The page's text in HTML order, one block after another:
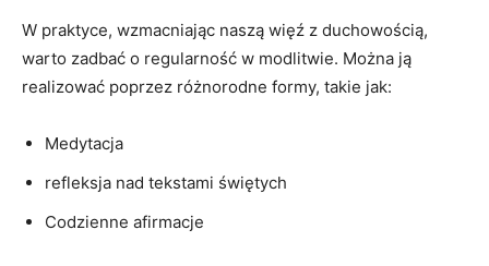
W praktyce, wzmacniając naszą więź z duchowością,
warto zadbać o regularność w modlitwie. Można ją
realizować poprzez różnorodne formy, ⁤takie jak:
Medytacja
refleksja nad tekstami świętych
Codzienne afirmacje